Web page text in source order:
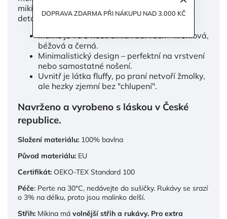
DOPRAVA ZDARMA PŘI NÁKUPU NAD 3.000 KČ
mikině moderní, čistý vzhled, zatímco jemné
detaily z ní dělají něco speciálního.
Máme je ve 3 neutrálních barvách - krémová,
béžová a černá.
Minimalistický design – perfektní na vrstvení
nebo samostatné nošení.
Uvnitř je látka fluffy, po praní netvoří žmolky,
ale hezky zjemní bez "chlupení".
Navrženo a vyrobeno s láskou v České
republice.
Složení materiálu: 100% bavlna
Původ materiálu: EU
Certifikát: OEKO-TEX Standard 100
Péče: Perte na 30°C, nedávejte do sušičky. Rukávy se srazí
o 3% na délku, proto jsou malinko delší.
Střih: Mikina má volnější střih a rukávy. Pro extra